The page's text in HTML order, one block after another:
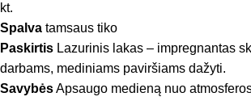
kt.
Spalva tamsaus tiko
Paskirtis Lazurinis lakas – impregnantas
darbams, mediniams paviršiams dažyti.
SavybėsApsaugo medieną nuo